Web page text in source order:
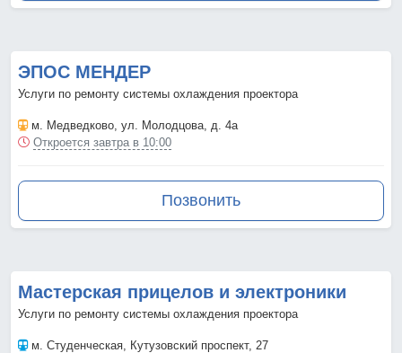
ЭПОС МЕНДЕР
Услуги по ремонту системы охлаждения проектора
м. Медведково , ул. Молодцова, д. 4а
Откроется завтра в 10:00
Позвонить
Мастерская прицелов и электроники
Услуги по ремонту системы охлаждения проектора
м. Студенческая , Кутузовский проспект, 27